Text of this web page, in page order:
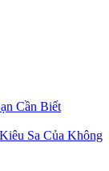
Cần Biết
Sa Của Không